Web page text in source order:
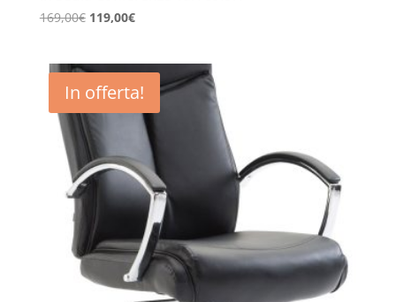
169,00€ Il
era:
169,00€.
119,00€Il
è:
119,00€.
In offerta!